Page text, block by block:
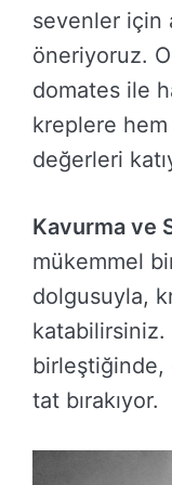
sevenler için
öneriyoruz.
domates ile
kreplere
değerleri
Kavurma ve
mükemmel
dolgusuyla,
katabilirsiniz.
birleştiğinde,
tat bırakıyor.